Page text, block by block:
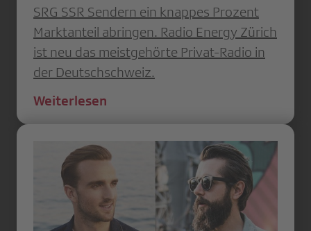
SRG SSR Sendern ein knappes Prozent
Marktanteil abringen. Radio Energy Zürich
ist neu das meistgehörte Privat-Radio in
der Deutschschweiz.
Weiterlesen